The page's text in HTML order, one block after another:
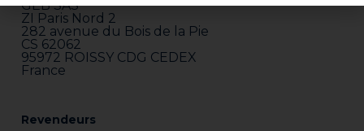
GEB SAS
ZI Paris Nord 2
282 avenue du Bois de la Pie
CS 62062
95972 ROISSY CDG CEDEX
France
Revendeurs